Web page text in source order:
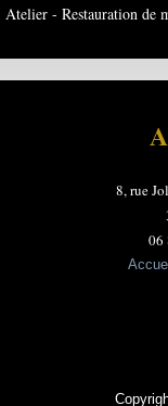
Atelier - Restauration de
A
8, rue
06